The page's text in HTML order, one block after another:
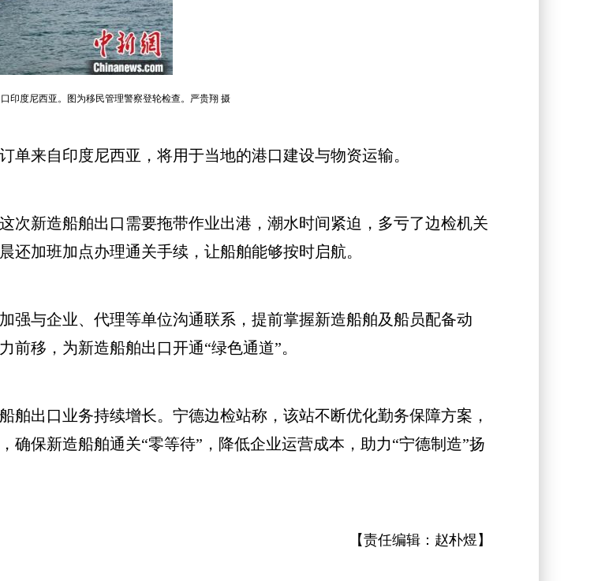
印度尼西亚。图为移民管理警察登轮检查。严贵翔 摄
来自印度尼西亚，将用于当地的港口建设与物资运输。
新造船舶出口需要拖带作业出港，潮水时间紧迫，多亏了边检机关
还加班加点办理通关手续，让船舶能够按时启航。
与企业、代理等单位沟通联系，提前掌握新造船舶及船员配备动
移，为新造船舶出口开通“绿色通道”。
出口业务持续增长。宁德边检站称，该站不断优化勤务保障方案，
确保新造船舶通关“零等待”，降低企业运营成本，助力“宁德制造”扬
【责任编辑： 赵朴煜 】